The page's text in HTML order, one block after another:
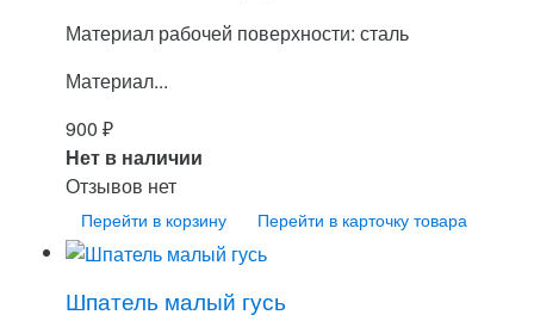
Материал рабочей поверхности: сталь
Материал...
900 ₽
Нет в наличии
Отзывов нет
Перейти в корзину Перейти в карточку товара
Шпатель малый гусь